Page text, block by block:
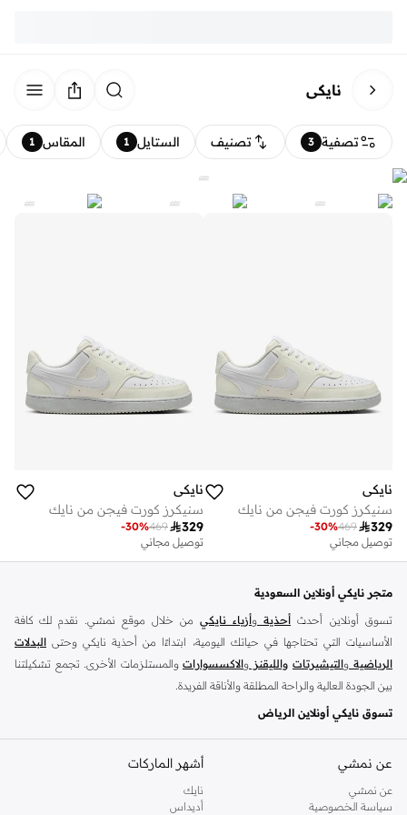
نايكي
تصفية 3 تصنيف الستايل 1 المقاس 1
نايكي
سنيكرز كورت فيجن من نايك
329
469
-30%
توصيل مجاني
نايكي
سنيكرز كورت فيجن من نايك
329
469
-30%
توصيل مجاني
متجر نايكي أونلاين السعودية
تسوق أونلاين أحدث أحذية وأزياء نايكي من خلال موقع نمشي. نقدم لك كافة
الأساسيات التي تحتاجها في حياتك اليومية، ابتداءًا من أحذية نايكي وحتى البدلات
الرياضية والتيشيرتات والليقنز والاكسسوارات والمستلزمات الأخرى. تجمع تشكيلتنا
بين الجودة العالية والراحة المطلقة والأناقة الفريدة.
تسوق نايكي أونلاين الرياض
تضم مجموعة نايكي كافة استايلات السنيكرز التي يحبها الجميع، استعرض سنيكرزاير
فورسوزوم
وتانجون وفليكس وغيرهم الكثير. مارس تمارينك اليومية
بحرية تامة مع سنيكرز نايكي المريحة واشعر دائمًا بالحماس لمزيد من الرياضة. احصل
عن نمشي
عن نمشي
سياسة الخصوصية
أشهر الماركات
نايك
أديداس